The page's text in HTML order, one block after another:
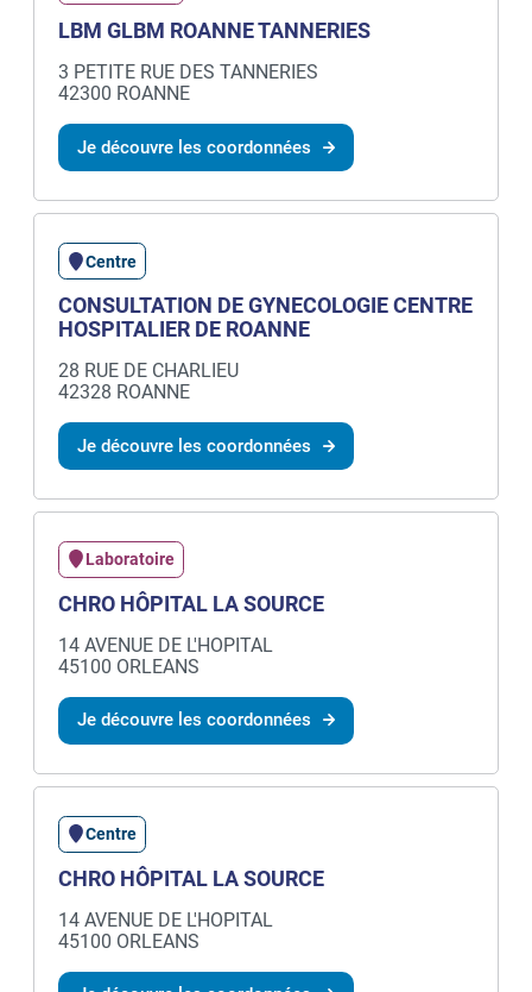
LBM GLBM ROANNE TANNERIES
3 PETITE RUE DES TANNERIES
42300 ROANNE
Je découvre les coordonnées
Centre
CONSULTATION DE GYNECOLOGIE CENTRE
HOSPITALIER DE ROANNE
28 RUE DE CHARLIEU
42328 ROANNE
Je découvre les coordonnées
Laboratoire
CHRO HÔPITAL LA SOURCE
14 AVENUE DE L'HOPITAL
45100 ORLEANS
Je découvre les coordonnées
Centre
CHRO HÔPITAL LA SOURCE
14 AVENUE DE L'HOPITAL
45100 ORLEANS